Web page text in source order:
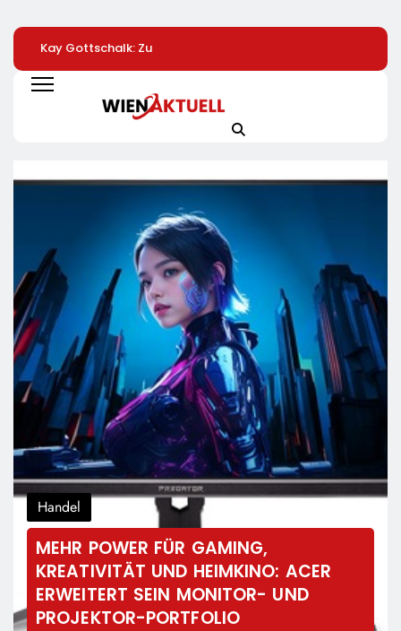
Kay Gottschalk: Zu
Spät, Zu Wenig:
Bundesregierung
Bleibt Echte
Krankenversicherung
Ausgezeichnet
Pizzeria: Gustavo
Handel
MEHR POWER FÜR GAMING,
KREATIVITÄT UND HEIMKINO: ACER
ERWEITERT SEIN MONITOR- UND
PROJEKTOR-PORTFOLIO